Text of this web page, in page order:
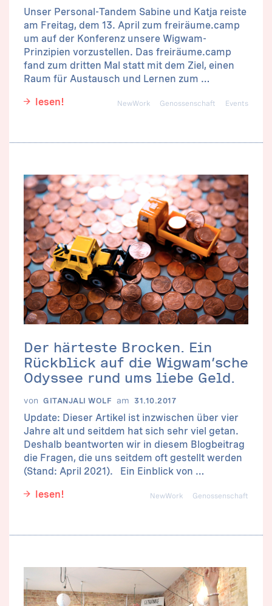
Unser Personal-Tandem Sabine und Katja reiste
am Freitag, dem 13. April zum freiräume.camp
um auf der Konferenz unsere Wigwam-
Prinzipien vorzustellen. Das freiräume.camp
fand zum dritten Mal statt mit dem Ziel, einen
Raum für Austausch und Lernen zum …
lesen!
Events
Genossenschaft
NewWork
Der härteste Brocken. Ein
Rückblick auf die Wigwam’sche
Odyssee rund ums liebe Geld.
von GITANJALI WOLF am 31.10.2017
Update: Dieser Artikel ist inzwischen über vier
Jahre alt und seitdem hat sich sehr viel getan.
Deshalb beantworten wir in diesem Blogbeitrag
die Fragen, die uns seitdem oft gestellt werden
(Stand: April 2021). Ein Einblick von …
lesen!
Genossenschaft
NewWork